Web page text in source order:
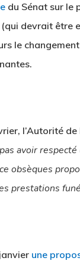
du Sénat sur le
devrait être
le
l’Autorité
avoir
obsèques
prestations
une